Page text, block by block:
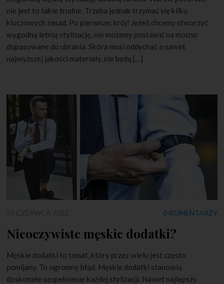
nie jest to takie trudne. Trzeba jednak trzymać się kilku
kluczowych zasad. Po pierwsze: krój! Jeżeli chcemy stworzyć
wygodną letnią stylizację, nie możemy postawić na mocno
dopasowane do ubrania. Skóra musi oddychać a nawet
najwyższej jakości materiały, nie będą […]
0 KOMENTARZY
Nieoczywiste męskie dodatki?
Męskie dodatki to temat, który przez wielu jest często
pomijany. To ogromny błąd. Męskie dodatki stanowią
doskonałe uzupełnienie każdej stylizacji. Nawet najlepszy